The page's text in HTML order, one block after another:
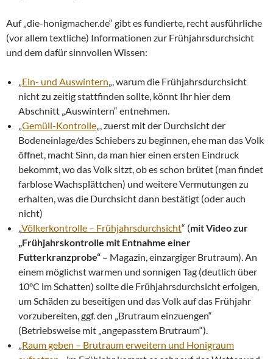
Auf „die-honigmacher.de“ gibt es fundierte, recht ausführliche
(vor allem textliche) Informationen zur Frühjahrsdurchsicht
und dem dafür sinnvollen Wissen:
Ein- und Auswintern „, warum die Frühjahrsdurchsicht
nicht zu zeitig stattfinden sollte, könnt Ihr hier dem
Abschnitt „Auswintern“ entnehmen.
Gemüll-Kontrolle „, zuerst mit der Durchsicht der
Bodeneinlage/des Schiebers zu beginnen, ehe man das Volk
öffnet, macht Sinn, da man hier einen ersten Eindruck
bekommt, wo das Volk sitzt, ob es schon brütet (man findet
farblose Wachsplättchen) und weitere Vermutungen zu
erhalten, was die Durchsicht dann bestätigt (oder auch
nicht)
Völkerkontrolle – Frühjahrsdurchsicht“ (mit Video zur
„Frühjahrskontrolle mit Entnahme einer
Futterkranzprobe“ – Magazin, einzargiger Brutraum). An
einem möglichst warmen und sonnigen Tag (deutlich über
10°C im Schatten) sollte die Frühjahrsdurchsicht erfolgen,
um Schäden zu beseitigen und das Volk auf das Frühjahr
vorzubereiten, ggf. den „Brutraum einzuengen“
(Betriebsweise mit „angepasstem Brutraum“).
Raum geben – Brutraum erweitern und Honigraum